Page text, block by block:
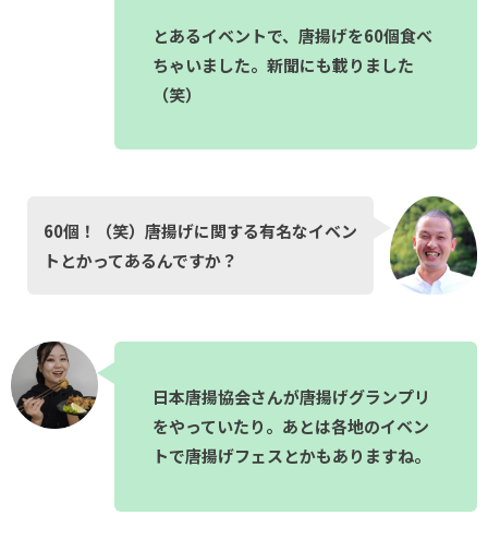
とあるイベントで、唐揚げを60個食べ
ちゃいました。新聞にも載りました
（笑）
60個！（笑）唐揚げに関する有名なイベン
トとかってあるんですか？
日本唐揚協会さんが唐揚げグランプリ
をやっていたり。あとは各地のイベン
トで唐揚げフェスとかもありますね。